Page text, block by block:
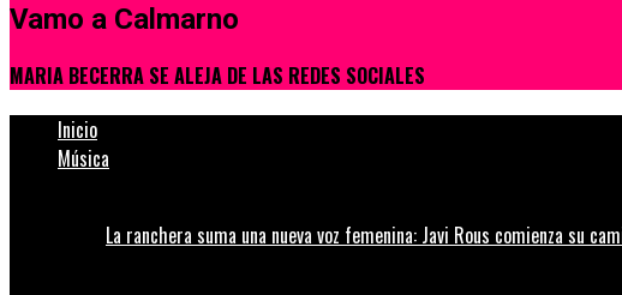
Vamo a Calmarno
MARIA BECERRA SE ALEJA DE LAS REDES SOCIALES
Inicio
Música
La ranchera suma una nueva voz femenina: Javi Rous comienza su